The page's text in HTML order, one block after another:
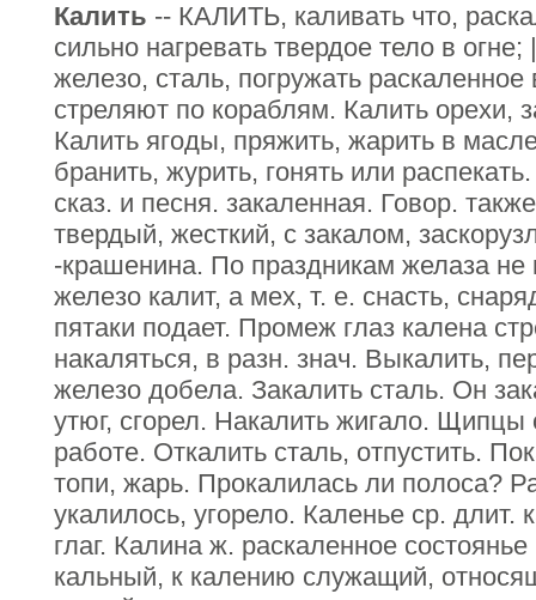
Калить -- КАЛИТЬ, каливать что,
сильно нагревать твердое тело в огне;
железо, сталь, погружать
стреляют по кораблям. Калить орехи,
Калить ягоды, пряжить, жарить в
бранить, журить, гонять или
сказ. и песня. закаленная. Говор.
твердый, жесткий, с закалом,
-крашенина. По праздникам желаза не
железо калит, а мех, т. е. снасть,
пятаки подает. Промеж глаз калена
накаляться, в разн. знач. Выкалить,
железо добела. Закалить сталь. Он
утюг, сгорел. Накалить жигало. Щипцы
работе. Откалить сталь, отпустить.
топи, жарь. Прокалилась ли полоса?
укалилось, угорело. Каленье ср. длит.
глаг. Калина ж. раскаленное
кальный, к калению служащий,